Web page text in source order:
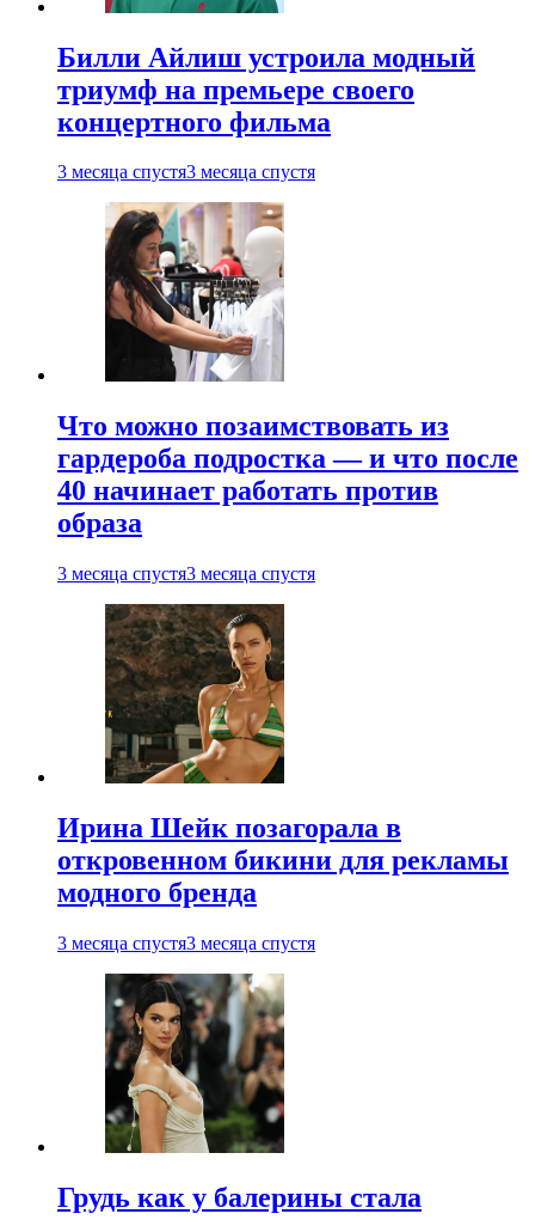
Билли Айлиш устроила модный
триумф на премьере своего
концертного фильма
3 месяца спустя3 месяца спустя
Что можно позаимствовать из
гардероба подростка — и что после
40 начинает работать против
образа
3 месяца спустя3 месяца спустя
Ирина Шейк позагорала в
откровенном бикини для рекламы
модного бренда
3 месяца спустя3 месяца спустя
Грудь как у балерины стала